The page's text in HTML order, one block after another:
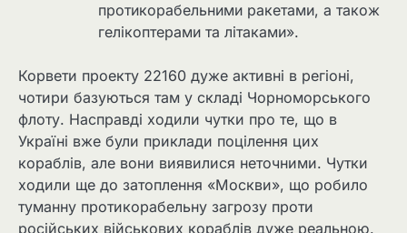
протикорабельними ракетами, а також
гелікоптерами та літаками».
Корвети проекту 22160 дуже активні в регіоні,
чотири базуються там у складі Чорноморського
флоту. Насправді ходили чутки про те, що в
Україні вже були приклади поцілення цих
кораблів, але вони виявилися неточними. Чутки
ходили ще до затоплення «Москви», що робило
туманну протикорабельну загрозу проти
російських військових кораблів дуже реальною.